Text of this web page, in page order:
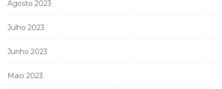
Agosto 2023
Julho 2023
Junho 2023
Maio 2023